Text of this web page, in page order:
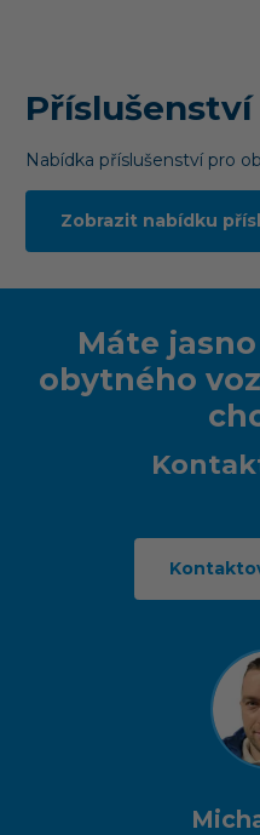
Příslušenství
Nabídka příslušenství pro
Zobrazit nabídku
Máte
obytného